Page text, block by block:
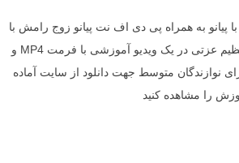
به همراه پی دی اف نت پیانو زوج رامش با
آهنگ سازی چشم آذر و تنظیم عزتی در یک ویدیو آموزشی با فرمت MP4 و
تقریبی ۰۰:۰۴:۳۸ برای نوازندگان متوسط جهت دانلود از سایت آماده
را مشاهده کنید